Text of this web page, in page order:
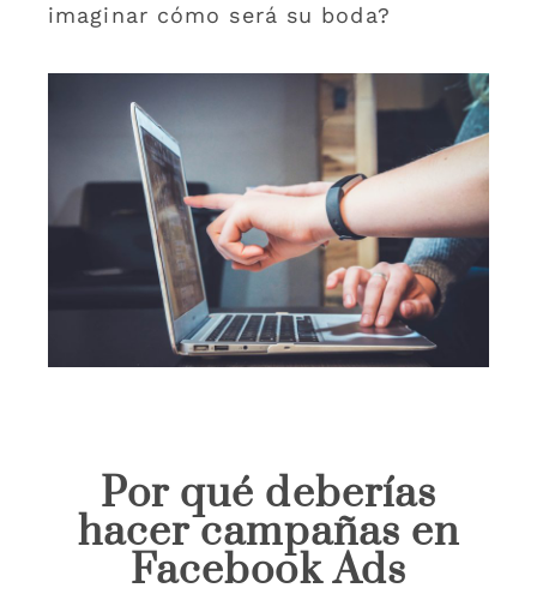
imaginar cómo será su boda?
Por qué deberías
hacer campañas en
Facebook Ads